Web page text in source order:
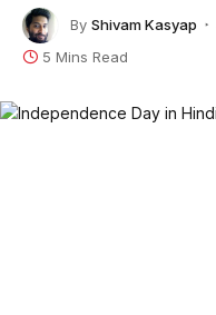
By Shivam Kasyap
5 Mins Read